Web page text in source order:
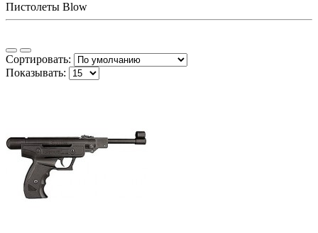
Пистолеты Blow
Сортировать:
Показывать: